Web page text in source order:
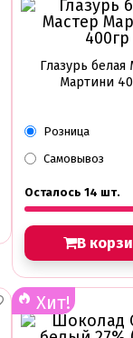
Глазурь белая
Мартини
Розница
Самовывоз
Осталось 14 шт.
В
Хит!